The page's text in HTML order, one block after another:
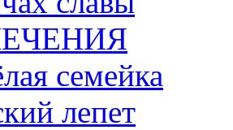
семейка
лепет